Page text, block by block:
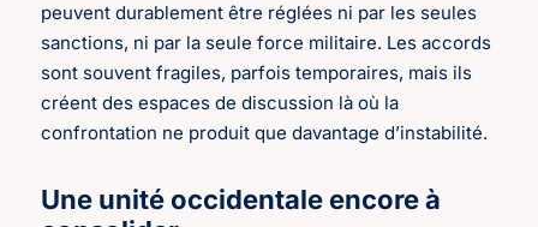
peuvent durablement être réglées ni par les seules
sanctions, ni par la seule force militaire. Les accords
sont souvent fragiles, parfois temporaires, mais ils
créent des espaces de discussion là où la
confrontation ne produit que davantage d’instabilité.
Une unité occidentale encore à